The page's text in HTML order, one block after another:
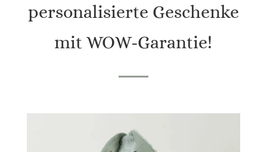
personalisierte Geschenke
mit WOW-Garantie!